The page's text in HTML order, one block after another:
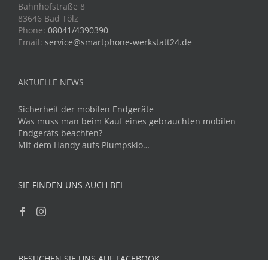
Bahnhofstraße 8
83646 Bad Tölz
Phone: 08041/4390390
Email: service@smartphone-werkstatt24.de
AKTUELLE NEWS
Sicherheit der mobilen Endgeräte
Was muss man beim Kauf eines gebrauchten mobilen
Endgeräts beachten?
Mit dem Handy aufs Plumpsklo…
SIE FINDEN UNS AUCH BEI